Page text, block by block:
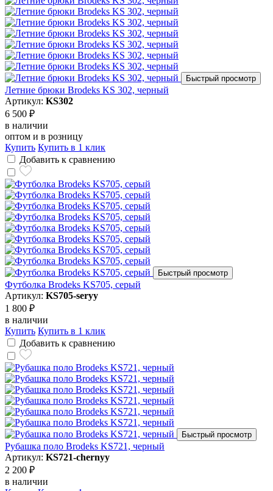
Быстрый просмотр
Летние брюки Brodeks KS 302, черный
Артикул: KS302
6 500 ₽
в наличии
оптом и в розницу
Купить Купить в 1 клик
Добавить к сравнению
Быстрый просмотр
Футболка Brodeks KS705, серый
Артикул: KS705-seryy
1 800 ₽
в наличии
Купить Купить в 1 клик
Добавить к сравнению
Быстрый просмотр
Рубашка поло Brodeks KS721, черный
Артикул: KS721-chernyy
2 200 ₽
в наличии